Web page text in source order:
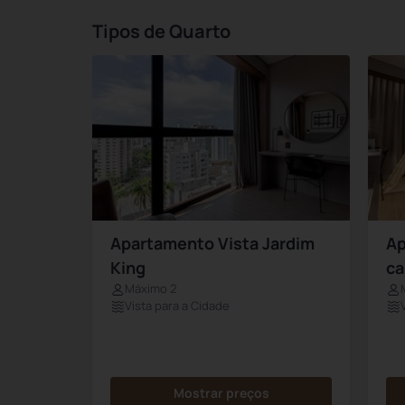
Tipos de Quarto
Apartamento Vista Jardim
King
Máximo 2
Vista para a Cidade
Mostrar preços